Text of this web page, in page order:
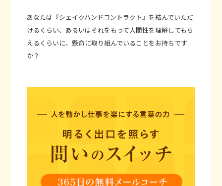
あなたは『シェイクハンドコントラクト』を結んでいただ
けるくらい、あるいはそれをもって人間性を理解してもら
えるくらいに、懸命に取り組んでいることをお持ちです
か？